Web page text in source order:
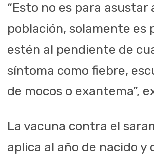
“Esto no es para asustar
población, solamente es
estén al pendiente de
síntoma como fiebre,
de mocos o exantema”,
La vacuna contra el
aplica al año de nacido y